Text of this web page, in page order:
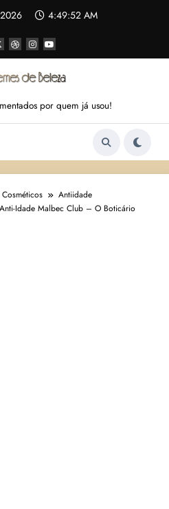
4:49:53 AM
por quem já usou!
Cosméticos
Antiidade
Idade Malbec Club – O Boticário